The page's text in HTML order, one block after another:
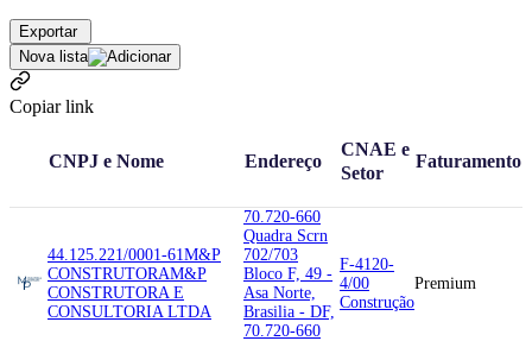
Exportar
Nova lista
Copiar link
CNPJ e Nome Endereço
CNAE e
Setor
Faturamento
44.125.221/0001-61 M&P
CONSTRUTORAM&P
CONSTRUTORA E
CONSULTORIA LTDA
70.720-660
Quadra Scrn
702/703
Bloco F, 49 -
Asa Norte,
Brasilia - DF,
70.720-660
F-4120-
4/00
Construção
Premium